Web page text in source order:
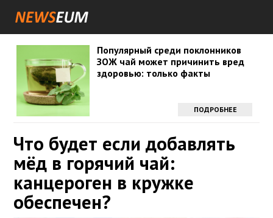
Популярный среди поклонников
ЗОЖ чай может причинить вред
здоровью: только факты
ПОДРОБНЕЕ
Что будет если добавлять
мёд в горячий чай:
канцероген в кружке
обеспечен?